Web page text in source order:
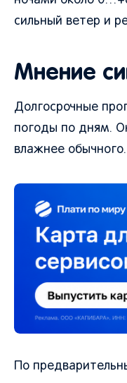
сильный ветер и
Мнение
Долгосрочные
погоды по дням.
влажнее обычного.
По